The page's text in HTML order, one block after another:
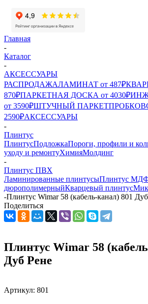
Главная
-
Каталог
-
АКСЕССУАРЫ
РАСПРОДАЖАЛАМИНАТ от 487₽
870₽ПАРКЕТНАЯ ДОСКА от 4030₽
от 3590₽ШТУЧНЫЙ ПАРКЕТ
2590₽АКСЕССУАРЫ
-
Плинтус
ПлинтусПодложкаПороги, профили и
уходу и ремонтуХимияМолдинг
-
Плинтус ПВХ
Ламинированные плинтусыПлинтус
дюрополимерныйКварцевый плинтус
-Плинтус Wimar 58 (кабель-канал) 801
Поделиться
Плинтус Wimar 58
Дуб Рене
Артикул: 801